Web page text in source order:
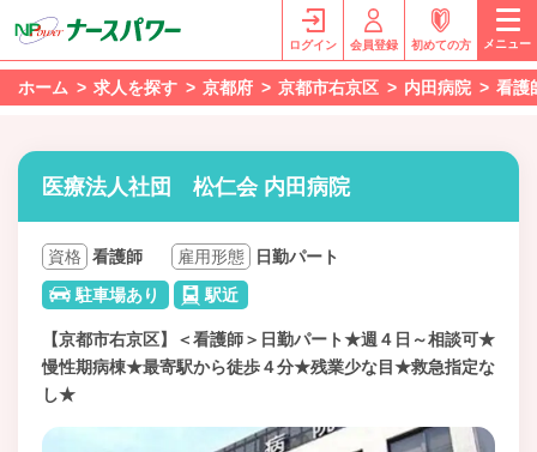
ログイン 会員登録 初めての方 メニュー
ホーム 求人を探す 京都府 京都市右京区 内田病院 看護
医療法人社団 松仁会 内田病院
資格 看護師 雇用形態
日勤パート
駐車場あり
駅近
【京都市右京区】＜看護師＞日勤パート★週４日～相談可★
慢性期病棟★最寄駅から徒歩４分★残業少な目★救急指定な
し★